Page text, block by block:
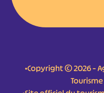
•Copyright © 2026 –